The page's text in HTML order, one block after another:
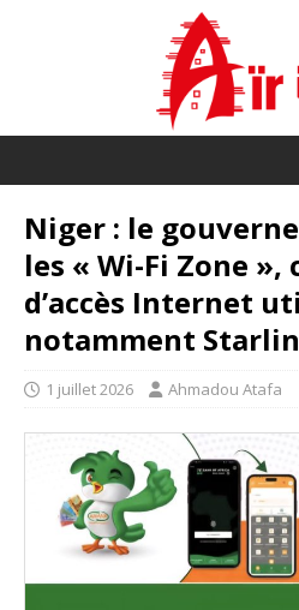
Niger : le
les « Wi-Fi Zone »,
d’accès Internet
notamment
1 juillet 2026 Ahmadou Atafa